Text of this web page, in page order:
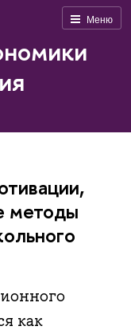
Меню
методы
как